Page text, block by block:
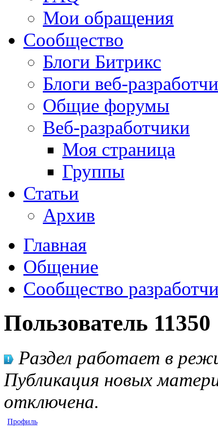
Мои обращения
Сообщество
Блоги Битрикс
Блоги веб-
Общие форумы
Веб-разработчики
Моя страница
Группы
Статьи
Архив
Главная
Общение
Сообщество
Пользователь 11350
Раздел работает в
Публикация новых
отключена.
Профиль